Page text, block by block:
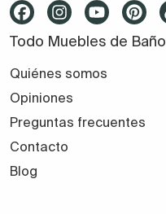
Todo Muebles de Baño
Quiénes somos
Opiniones
Preguntas frecuentes
Contacto
Blog